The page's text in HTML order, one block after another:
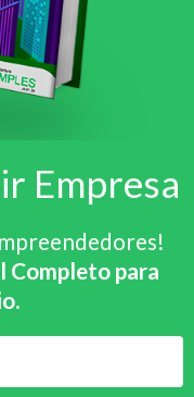
Empresa
Completo para
.